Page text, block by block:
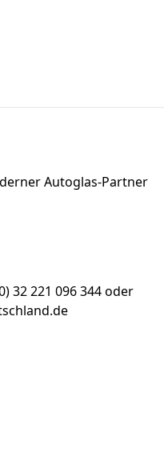
Autoglas-Partner
32 221 096 344 oder
Business Profile